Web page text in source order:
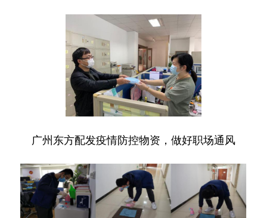
广州东方配发疫情防控物资，做好职场通风